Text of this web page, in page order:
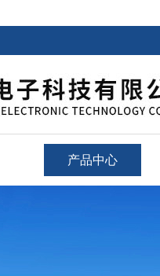
产品中心